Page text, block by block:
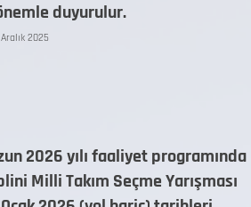
duyurulur.
2025
2026 yılı faaliyet programında
Milli Takım Seçme Yarışması